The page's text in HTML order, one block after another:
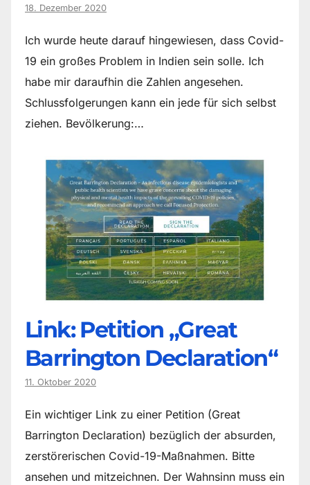
18. Dezember 2020
Ich wurde heute darauf hingewiesen, dass Covid-
19 ein großes Problem in Indien sein solle. Ich
habe mir daraufhin die Zahlen angesehen.
Schlussfolgerungen kann ein jede für sich selbst
ziehen. Bevölkerung:…
Link: Petition „Great
Barrington Declaration“
11. Oktober 2020
Ein wichtiger Link zu einer Petition (Great
Barrington Declaration) bezüglich der absurden,
zerstörerischen Covid-19-Maßnahmen. Bitte
ansehen und mitzeichnen. Der Wahnsinn muss ein